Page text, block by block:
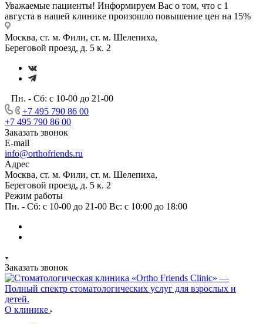
Уважаемые пациенты! Информируем Вас о том, что с 1
августа в нашей клинике произошло повышение цен на 15%
Москва, ст. м. Фили, ст. м. Шелепиха,
Береговой проезд, д. 5 к. 2
Пн. - Сб: с 10-00 до 21-00
+7 495 790 86 00
+7 495 790 86 00
Заказать звонок
E-mail
info@orthofriends.ru
Адрес
Москва, ст. м. Фили, ст. м. Шелепиха,
Береговой проезд, д. 5 к. 2
Режим работы
Пн. - Сб: с 10-00 до 21-00 Вс: c 10:00 до 18:00
Заказать звонок
О клинике